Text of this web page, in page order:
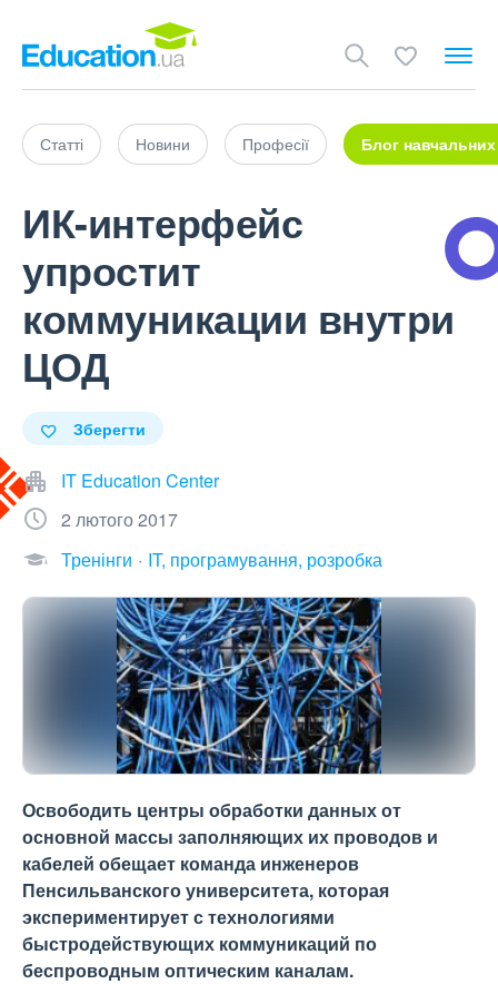
Статті Новини Професії Блог навчальних
ИК-интерфейс
упростит
коммуникации внутри
ЦОД
Зберегти
IT Education Center
2 лютого 2017
Тренінги
IT, програмування, розробка
Освободить центры обработки данных от
основной массы заполняющих их проводов и
кабелей обещает команда инженеров
Пенсильванского университета, которая
экспериментирует с технологиями
быстродействующих коммуникаций по
беспроводным оптическим каналам.